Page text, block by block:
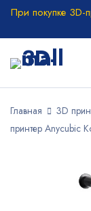
При покупке
Главная 3D
принтер Anycubic